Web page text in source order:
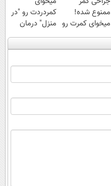
ممنوع شده!
میخوای کمرت رو
در منزل درمان
کنی؟
کمردردت رو "در
منزل" درمان
کنی؟ (◂فیلم +
◂پرسش‌نامه)